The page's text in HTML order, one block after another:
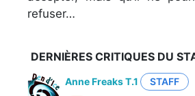
refuser…
DERNIÈRES CRITIQUES DU
Anne Freaks T.1
STAFF